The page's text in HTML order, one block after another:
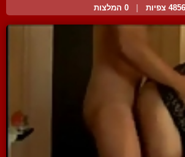
4856 צפיות | 0 המלצות